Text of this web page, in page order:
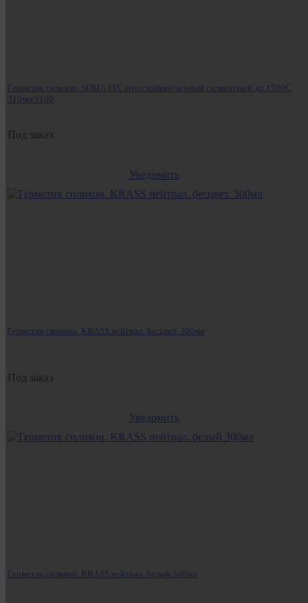
Герметик силикон. SOMA FIX огнестойкий черный силикатный до 1500С
310мл/S160
Под заказ
Уведомить
Герметик силикон. KRASS нейтрал. бесцвет. 300мл
Под заказ
Уведомить
Герметик силикон. KRASS нейтрал. белый 300мл